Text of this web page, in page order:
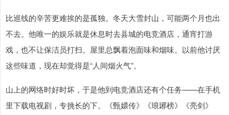
比巡线的辛苦更难挨的是孤独。冬天大雪封山，可能两个月也出
不去。他唯一的娱乐就是休息时去县城的电竞酒店，通宵打游
戏，也不让保洁员打扫。屋里总飘着泡面味和烟味。以前他讨厌
这些味道，现在却觉得是“人间烟火气”。
山上的网络时好时坏，于是他到电竞酒店还有个任务——在手机
里下载电视剧，专挑长的下。《甄嬛传》《琅琊榜》《亮剑》